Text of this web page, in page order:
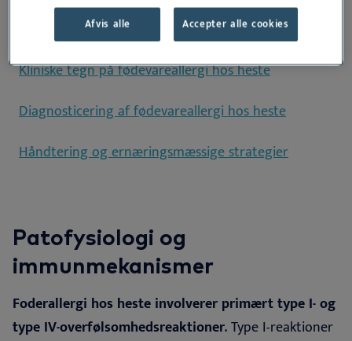
Patofysiologi og immunmekanismer
Kliniske tegn på fødevareallergi hos heste
Diagnosticering af fødevareallergi hos heste
Håndtering og ernæringsmæssige strategier
Patofysiologi og
immunmekanismer
Foderallergi hos heste involverer primært type I- og
type IV-overfølsomhedsreaktioner.Type I-reaktioner
Afvis alle Accepter alle cookies